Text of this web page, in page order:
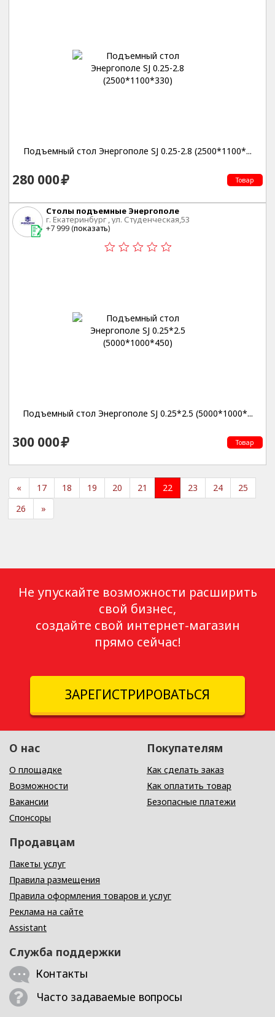
Подъемный стол Энергополе SJ 0.25-2.8 (2500*1100*...
280 000 Товар
Столы подъемные Энергополе
г. Екатеринбург , ул. Студенческая,53
+7 999 (показать)
Подъемный стол Энергополе SJ 0.25*2.5 (5000*1000*...
300 000 Товар
« 17 18 19 20 21 22 23 24
25
26
»
Не упускайте возможности расширить
свой бизнес,
создайте свой интернет-магазин
прямо сейчас!
ЗАРЕГИСТРИРОВАТЬСЯ
О нас
О площадке
Возможности
Вакансии
Спонсоры
Покупателям
Как сделать заказ
Как оплатить товар
Безопасные платежи
Продавцам
Пакеты услуг
Правила размещения
Правила оформления товаров и услуг
Реклама на сайте
Assistant
Служба поддержки
Контакты
Часто задаваемые вопросы